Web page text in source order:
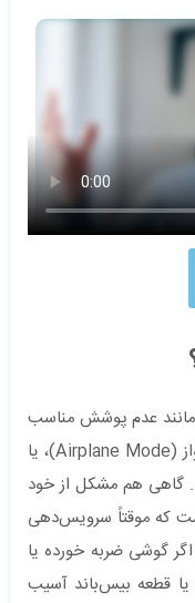
مانند عدم پوشش مناسب
شبکه در محل فعلی، فعال بودن حالت پرواز (Airplane Mode)، یا
گاهی هم مشکل از خود
است که موقتاً سرویس‌دهی
گوشی ضربه خورده یا
قطعه بیس‌باند آسیب